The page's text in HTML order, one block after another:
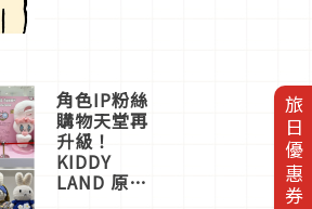
旅日優惠券
一同給出了
答案
角色IP粉絲
購物天堂再
升級！
KIDDY
LAND 原宿